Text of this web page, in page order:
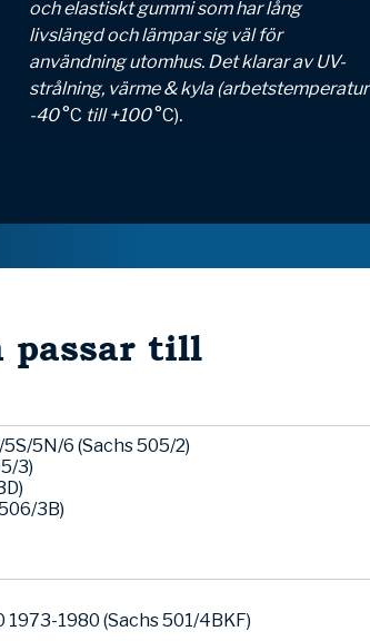
och elastiskt gummi som har lång
livslängd och lämpar sig väl för
användning utomhus. Det klarar av UV-
strålning, värme & kyla (arbetstemperatur
-40°C till +100°C).
passar till
5N/6 (Sachs 505/2)
3)
3B)
1980 (Sachs 501/4BKF)